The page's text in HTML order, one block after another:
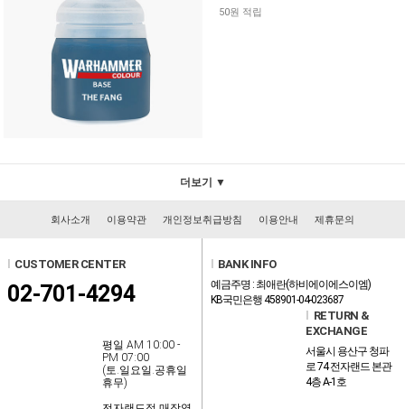
50원 적립
더보기 ▼
회사소개 이용약관 개인정보취급방침 이용안내 제휴문의
CUSTOMER CENTER
02-701-4294
평일 AM 10:00 -
PM 07:00
(토.일요일.공휴일
휴무)
BANK INFO
예금주명 : 최애란(하비에이에스이엠)
KB국민은행 458901-04-023687
RETURN &
EXCHANGE
서울시 용산구 청파
로 74 전자랜드 본관
4층 A-1호